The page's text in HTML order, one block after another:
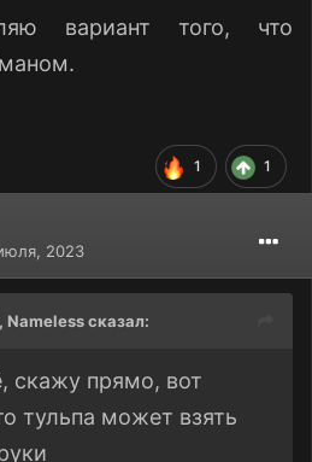
вариант того, что
1 1
2023
Namelessсказал:
скажу прямо, вот
тульпа может взять